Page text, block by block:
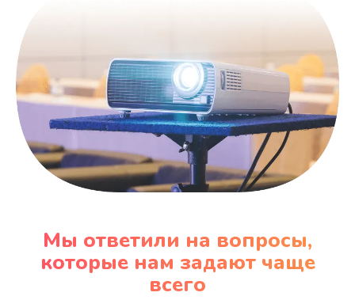
Мы ответили на вопросы,
которые нам задают чаще
всего